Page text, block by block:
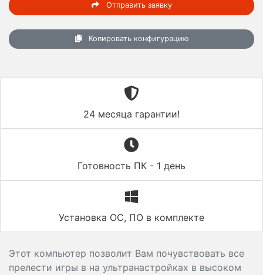
Отправить заявку
Копировать конфигурацию
24 месяца гарантии!
Готовность ПК - 1 день
Установка ОС, ПО в комплекте
Этот компьютер позволит Вам почувствовать все
прелести игры в на ультранастройках в высоком